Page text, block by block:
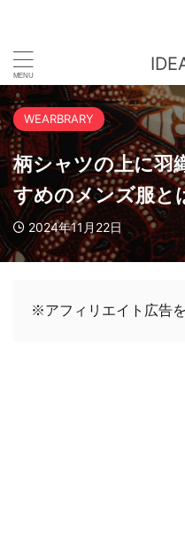
WEARBRARY
柄シャツの上に羽
すめのメンズ服と
2024年11月22日
※アフィリエイト広告